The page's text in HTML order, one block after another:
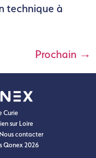
technique à
Prochain →
Curie
sur Loire
Nous contacter
Qonex 2026